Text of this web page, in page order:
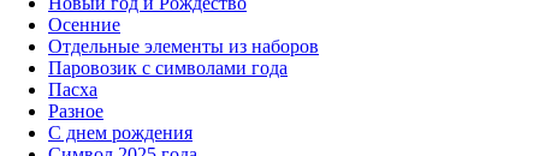
Осенние
Отдельные элементы из наборов
Паровозик с символами года
Пасха
Разное
С днем рождения